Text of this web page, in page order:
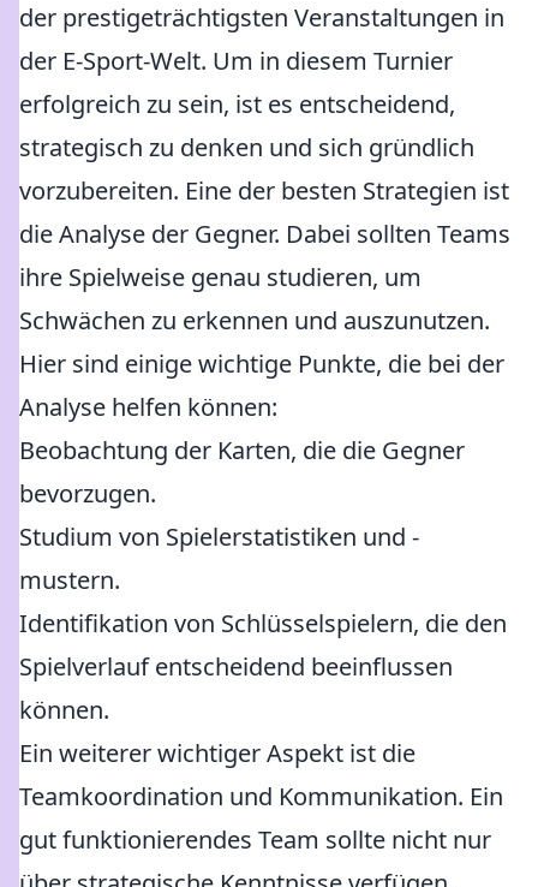
der prestigeträchtigsten Veranstaltungen in
der E-Sport-Welt. Um in diesem Turnier
erfolgreich zu sein, ist es entscheidend,
strategisch zu denken und sich gründlich
vorzubereiten. Eine der besten Strategien ist
die Analyse der Gegner. Dabei sollten Teams
ihre Spielweise genau studieren, um
Schwächen zu erkennen und auszunutzen.
Hier sind einige wichtige Punkte, die bei der
Analyse helfen können:
Beobachtung der Karten, die die Gegner
bevorzugen.
Studium von Spielerstatistiken und -
mustern.
Identifikation von Schlüsselspielern, die den
Spielverlauf entscheidend beeinflussen
können.
Ein weiterer wichtiger Aspekt ist die
Teamkoordination und Kommunikation. Ein
gut funktionierendes Team sollte nicht nur